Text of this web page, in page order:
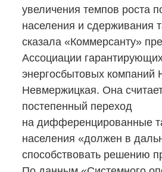
увеличения темпов роста
населения и сдерживания
сказала «Коммерсанту»
Ассоциации
энергосбытовых компаний
Невмержицкая. Она
постепенный переход
на дифференцированные
населения «должен в
способствовать решению